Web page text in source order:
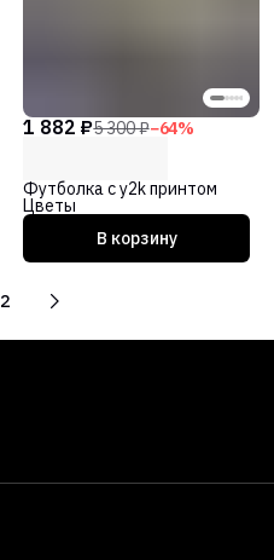
1 882 ₽5 300 ₽−64%
Футболка с y2k принтом
Цветы
В корзину
2